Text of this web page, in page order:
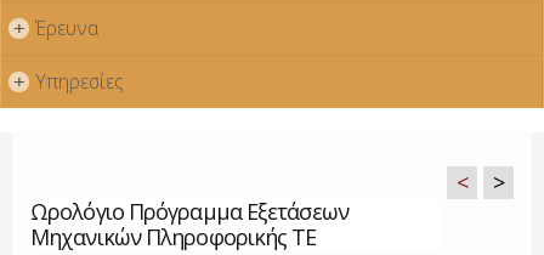
+ Έρευνα
+ Υπηρεσίες
Ωρολόγιο Πρόγραμμα Εξετάσεων
Μηχανικών Πληροφορικής ΤΕ
< >